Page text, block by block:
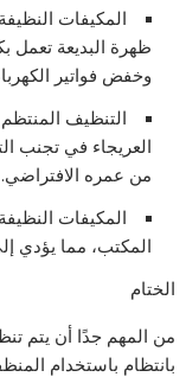
المكيفات
ظهرة البديعة تعمل
وخفض فواتير
التنظيف
العريجاء في تجنب
من عمره الافتراضي.
المكيفات
المكتب، مما يؤدي
الختام
من المهم جدًا أن يتم
بانتظام باستخدام